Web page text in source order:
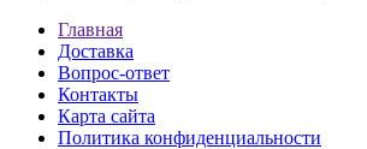
Главная
Доставка
Вопрос-ответ
Контакты
Карта сайта
Политика конфиденциальности